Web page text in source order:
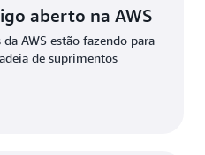
aberto na AWS
AWS estão fazendo para
de suprimentos